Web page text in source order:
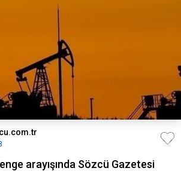
arayışında Sözcü Gazetesi